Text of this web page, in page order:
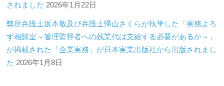
されました 2026年1月22日
弊所弁護士坂本敬及び弁護士帰山さくらが執筆した「実務よろ
ず相談室～管理監督者への残業代は支給する必要があるか～」
が掲載された「企業実務」が日本実業出版社から出版されまし
た 2026年1月8日